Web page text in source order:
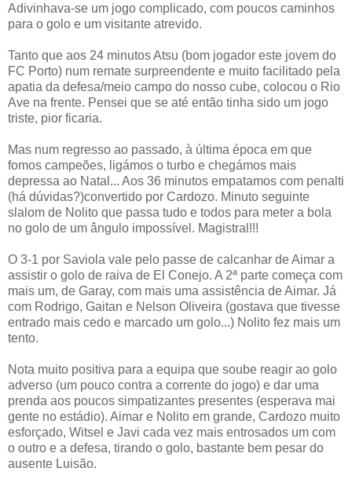
Adivinhava-se um jogo complicado, com poucos caminhos
para o golo e um visitante atrevido.
Tanto que aos 24 minutos Atsu (bom jogador este jovem do
FC Porto) num remate surpreendente e muito facilitado pela
apatia da defesa/meio campo do nosso cube, colocou o Rio
Ave na frente. Pensei que se até então tinha sido um jogo
triste, pior ficaria.
Mas num regresso ao passado, à última época em que
fomos campeões, ligámos o turbo e chegámos mais
depressa ao Natal... Aos 36 minutos empatamos com penalti
(há dúvidas?)convertido por Cardozo. Minuto seguinte
slalom de Nolito que passa tudo e todos para meter a bola
no golo de um ângulo impossível. Magistral!!!
O 3-1 por Saviola vale pelo passe de calcanhar de Aimar a
assistir o golo de raiva de El Conejo. A 2ª parte começa com
mais um, de Garay, com mais uma assistência de Aimar. Já
com Rodrigo, Gaitan e Nelson Oliveira (gostava que tivesse
entrado mais cedo e marcado um golo...) Nolito fez mais um
tento.
Nota muito positiva para a equipa que soube reagir ao golo
adverso (um pouco contra a corrente do jogo) e dar uma
prenda aos poucos simpatizantes presentes (esperava mai
gente no estádio). Aimar e Nolito em grande, Cardozo muito
esforçado, Witsel e Javi cada vez mais entrosados um com
o outro e a defesa, tirando o golo, bastante bem pesar do
ausente Luisão.